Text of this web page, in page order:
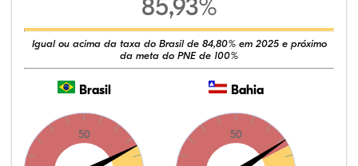
85,93%
Igual ou acima da taxa do Brasil de 84,80% em 2025 e próximo
da meta do PNE de 100%
Brasil
50
Bahia
50